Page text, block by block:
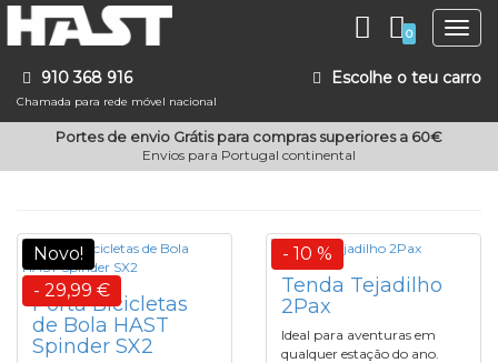
0
910 368 916
Chamada para rede móvel nacional
Escolhe o teu carro
Portes de envio Grátis para compras superiores a 60€
Envios para Portugal continental
Novo!
- 29,99 €
Porta Bicicletas
de Bola HAST
Spinder SX2
- 10 %
Tenda Tejadilho
2Pax
Ideal para aventuras em
qualquer estação do ano.